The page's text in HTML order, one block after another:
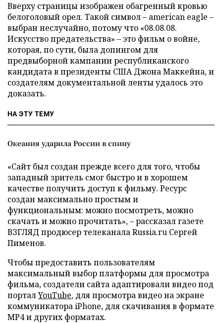
Вверху страницы изображен обагренный кровью
белоголовый орел. Такой символ – аmerican eagle –
выбран неслучайно, потому что «08.08.08.
Искусство предательства» – это фильм о войне,
которая, по сути, была допингом для
предвыборной кампании республиканского
кандидата в президенты США Джона Маккейна, и
создателям документальной ленты удалось это
доказать.
НА ЭТУ ТЕМУ
Океания ударила России в спину
«Сайт был создан прежде всего для того, чтобы
западный зритель смог быстро и в хорошем
качестве получить доступ к фильму. Ресурс
создан максимально простым и
функциональным: можно посмотреть, можно
скачать и можно прочитать», – рассказал газете
ВЗГЛЯД продюсер телеканала Russia.ru Сергей
Пименов.
Чтобы предоставить пользователям
максимальный выбор платформы для просмотра
фильма, создатели сайта адаптировали видео под
порталYouTube, для просмотра видео на экране
коммуникатора iPhone, для скачивания в формате
МР4 и других форматах.